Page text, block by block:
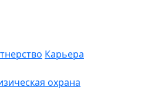
Карьера
охрана